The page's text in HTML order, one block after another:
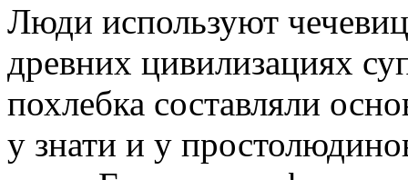
Люди используют
древних цивилизациях
похлебка составляли
у знати и у